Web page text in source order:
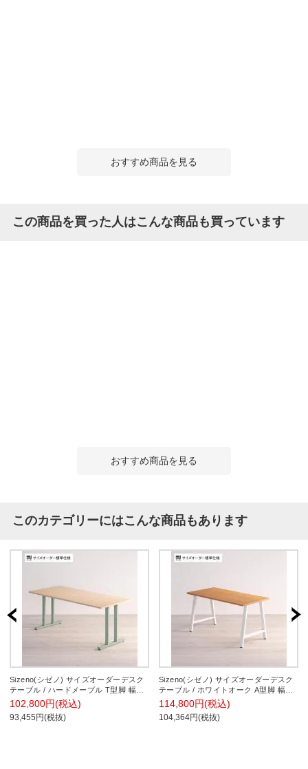
おすすめ商品を見る
この商品を買った人はこんな商品も買っています
おすすめ商品を見る
このカテゴリーにはこんな商品もあります
Sizeno(シゼノ) サイズオーダーデスク
テーブル / ハードメープル T型脚 幅
1410～1800×奥行700～800×高さ
720mm 天然木 無垢材 配線スリット
102,800円(税込)
93,455円(税抜)
Sizeno(シゼノ) サイズオーダーデスク
テーブル / ホワイトオーク A型脚 幅
1000～1400×奥行700～800×高さ
720mm 天然木 無垢材
114,800円(税込)
104,364円(税抜)